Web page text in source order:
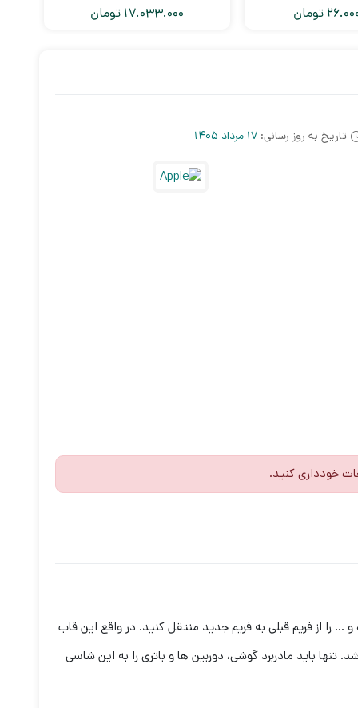
تومان 17.033.000 تومان
تاریخ به روز رسانی:17 مرداد 1405
خودداری کنید.
را از فریم قبلی به فریم جدید منتقل کنید. در واقع این قاب
باید مادربرد گوشی، دوربین ها و باتری را به این شاسی